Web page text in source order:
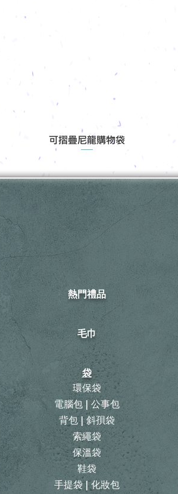
可摺疊尼龍購物袋
熱門禮品
毛巾
袋
環保袋
電腦包 | 公事包
背包|斜孭袋
​索繩袋
保溫袋
鞋袋
手提袋 | 化妝包